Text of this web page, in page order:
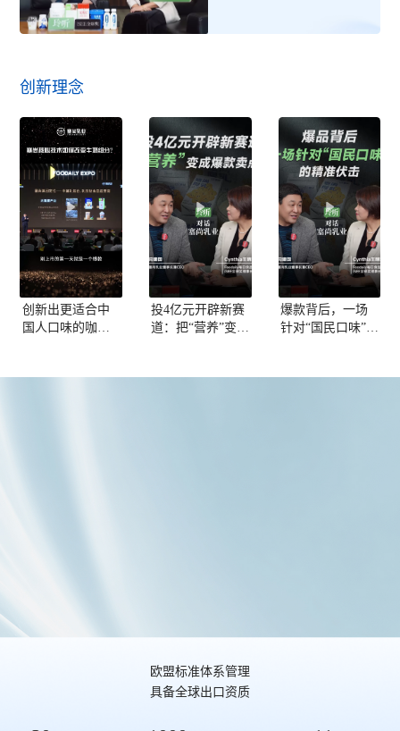
创新理念

创新出更适合中
国人口味的咖
奶组分的？

投4亿元开辟新赛
道：把“营养”变成

爆款背后，一场
针对“国民口味”的
TOP榜-厚乳风潮
欧盟标准体系管理
具备全球出口资质